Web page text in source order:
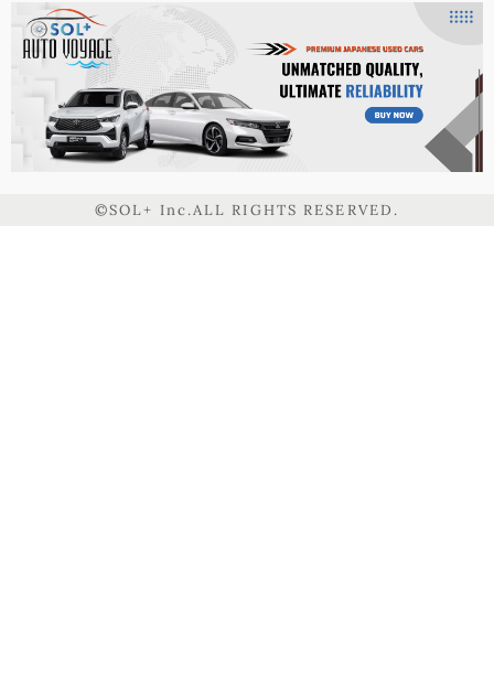
©SOL+ Inc.ALL RIGHTS RESERVED.